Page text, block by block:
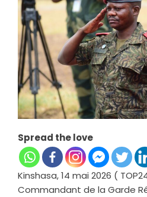
Spread the love
Kinshasa, 14 mai 2026 (
Commandant de la Garde